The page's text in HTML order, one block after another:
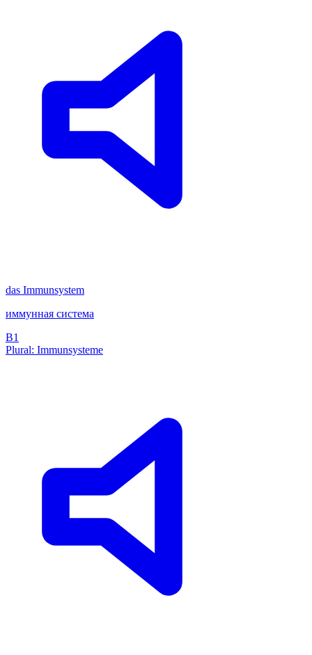
das Immunsystem
иммунная система
B1
Plural: Immunsysteme